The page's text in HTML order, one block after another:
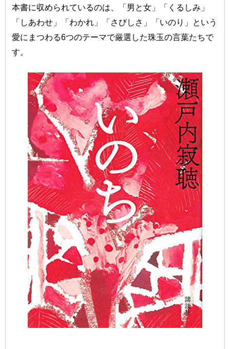
本書に収められているのは、「男と女」「くるしみ」
「しあわせ」「わかれ」「さびしさ」「いのり」という
愛にまつわる6つのテーマで厳選した珠玉の言葉たちで
す。